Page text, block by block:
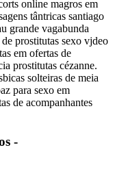
online magros em
tântricas santiago
grande vagabunda
prostitutas sexo vjdeo
em ofertas de
prostitutas cézanne.
solteiras de meia
para sexo em
de acompanhantes
-